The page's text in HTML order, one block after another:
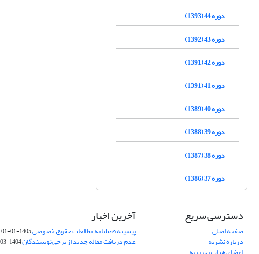
دوره 44 (1393)
دوره 43 (1392)
دوره 42 (1391)
دوره 41 (1391)
دوره 40 (1389)
دوره 39 (1388)
دوره 38 (1387)
دوره 37 (1386)
دسترسی سریع
صفحه اصلی
درباره نشریه
آخرین اخبار
پیشینه فصلنامه مطالعات حقوق خصوصی1405-01-01
عدم دریافت مقاله جدید از برخی نویسندگان1404-03-20